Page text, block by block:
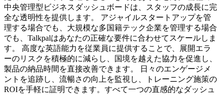
中央管理型ビジネスダッシュボードは、スタッフの成長に完
全な透明性を提供します。 アジャイルスタートアップを管
理する場合でも、大規模な多国籍テック企業を管理する場合
でも、Talkpalはあなたの正確な要件に合わせてスケールしま
す。 高度な英語能力を従業員に提供することで、展開エラ
ーのリスクを積極的に減らし、国境を越えた協力を促進し、
製品の納品時間を直接改善できます。 日々のエンゲージメ
ントを追跡し、流暢さの向上を監視し、トレーニング施策の
ROIを手軽に証明できます。すべて一つの直感的なダッシュ